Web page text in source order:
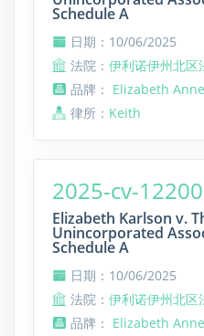
Schedule A
日期：10/06/2025
法院： 伊利诺伊州北区
品牌： Elizabeth
律所： Keith
2025-cv-12200
Elizabeth Karlson v.
Unincorporated
Schedule A
日期：10/06/2025
法院： 伊利诺伊州北区
品牌： Elizabeth